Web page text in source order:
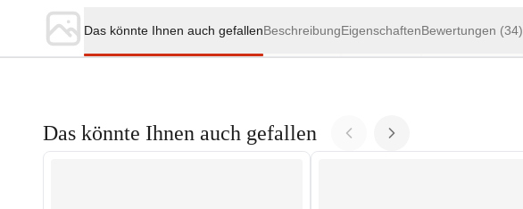
Das könnte Ihnen auch gefallenBeschreibungEigenschaftenBewertungen (34)
Das könnte Ihnen auch gefallen